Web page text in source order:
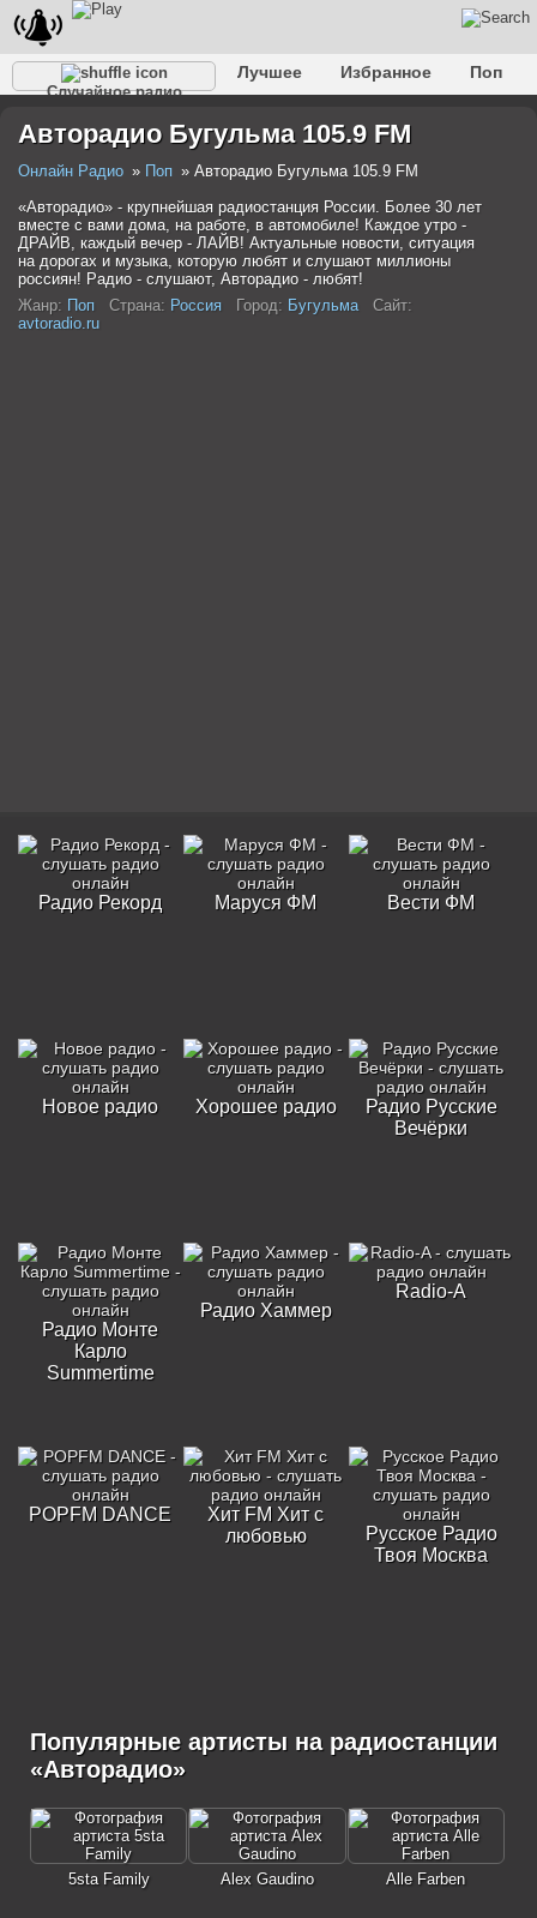
Случайное радио
Лучшее Избранное
Поп
Разговорное
Рэп Транс Дип-хаус
Авторадио Бугульма 105.9 FM
Онлайн Радио Поп
Авторадио Бугульма 105.9 FM
«Авторадио» - крупнейшая радиостанция России. Более 30 лет
вместе с вами дома, на работе, в автомобиле! Каждое утро -
ДРАЙВ, каждый вечер - ЛАЙВ! Актуальные новости, ситуация
на дорогах и музыка, которую любят и слушают миллионы
россиян! Радио - слушают, Авторадио - любят!
Жанр: Поп Страна: Россия Город: Бугульма
Сайт:
avtoradio.ru
Радио Рекорд Маруся ФМ Вести ФМ
Новое радио Хорошее радио
Радио Русские
Вечёрки
Радио Монте
Карло
Summertime
Радио Хаммер
Radio-A
POPFM DANCE
Хит FM Хит с
любовью
Русское Радио
Твоя Москва
Популярные артисты на радиостанции
«Авторадио»
5sta Family Alex Gaudino Alle Farben